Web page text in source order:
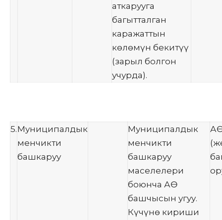
аткарууга
багытталган
каражаттын
көлөмүн бекитүү
(зарыл болгон
учурда).
5.Муниципалдык
менчикти
башкаруу
Муниципалдык
менчикти
башкаруу
маселелери
боюнча АӨ
башчысын угуу.
Күчүнө кириши